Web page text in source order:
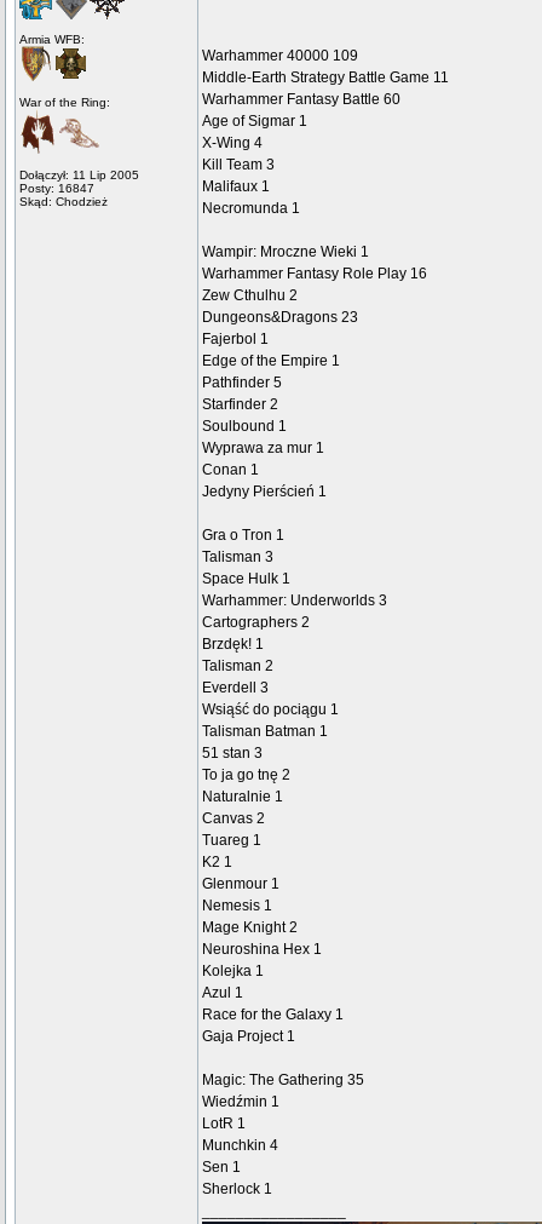
Armia WFB:
War of the Ring:
Dołączył: 11 Lip 2005
Posty: 16847
Skąd: Chodzież
Warhammer 40000 109
Middle-Earth Strategy Battle Game 11
Warhammer Fantasy Battle 60
Age of Sigmar 1
X-Wing 4
Kill Team 3
Malifaux 1
Necromunda 1
Wampir: Mroczne Wieki 1
Warhammer Fantasy Role Play 16
Zew Cthulhu 2
Dungeons&Dragons 23
Fajerbol 1
Edge of the Empire 1
Pathfinder 5
Starfinder 2
Soulbound 1
Wyprawa za mur 1
Conan 1
Jedyny Pierścień 1
Gra o Tron 1
Talisman 3
Space Hulk 1
Warhammer: Underworlds 3
Cartographers 2
Brzdęk! 1
Talisman 2
Everdell 3
Wsiąść do pociągu 1
Talisman Batman 1
51 stan 3
To ja go tnę 2
Naturalnie 1
Canvas 2
Tuareg 1
K2 1
Glenmour 1
Nemesis 1
Mage Knight 2
Neuroshina Hex 1
Kolejka 1
Azul 1
Race for the Galaxy 1
Gaja Project 1
Magic: The Gathering 35
Wiedźmin 1
LotR 1
Munchkin 4
Sen 1
Sherlock 1